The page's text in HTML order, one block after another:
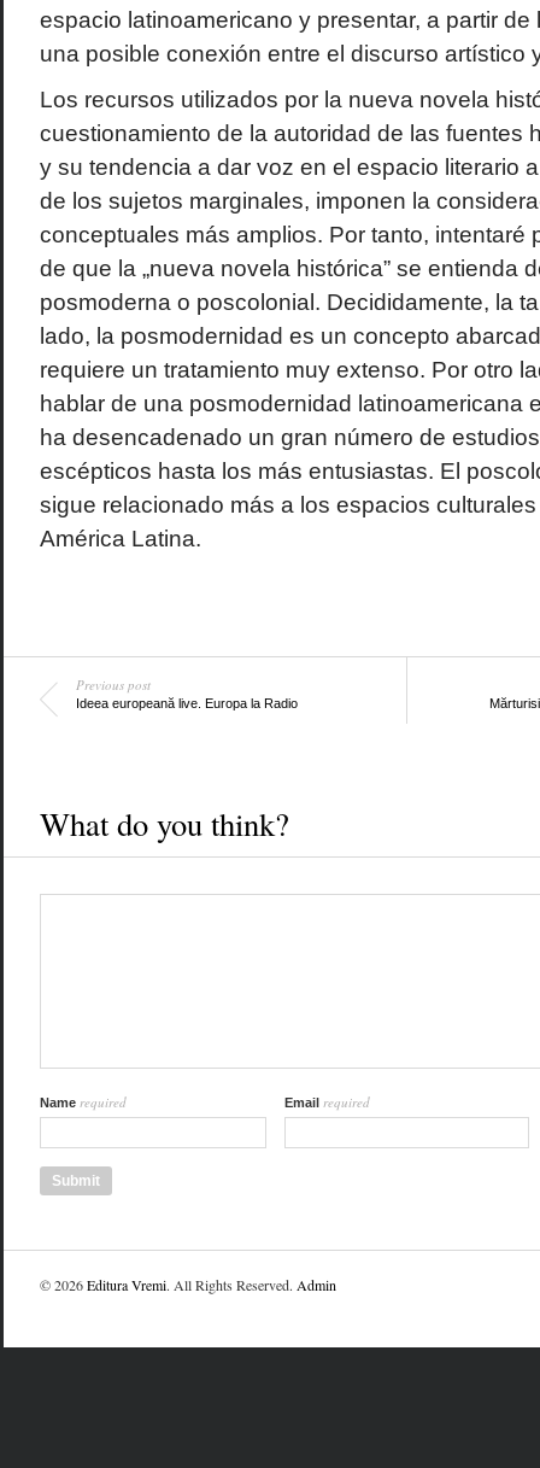
espacio latinoamericano y presentar, a partir
una posible conexión entre el discurso artístico
Los recursos utilizados por la nueva novela
cuestionamiento de la autoridad de las fuentes
y su tendencia a dar voz en el espacio literario
de los sujetos marginales, imponen la
conceptuales más amplios. Por tanto, intentaré
de que la „nueva novela histórica” se entienda
posmoderna o poscolonial. Decididamente, la
lado, la posmodernidad es un concepto
requiere un tratamiento muy extenso. Por otro
hablar de una posmodernidad latinoamericana
ha desencadenado un gran número de
escépticos hasta los más entusiastas. El
sigue relacionado más a los espacios
América Latina.
Previous post
Ideea europeană live. Europa la Radio
What do you think?
Name required Email required
© 2026Editura Vremi. All Rights Reserved. Admin